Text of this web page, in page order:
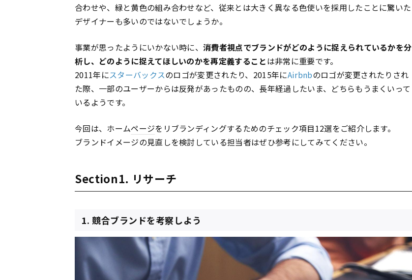
合わせや、緑と黄色の組み合わせなど、従来とは大きく異なる色使いを採用したことに驚いた
デザイナーも多いのではないでしょうか。
事業が思ったようにいかない時に、消費者視点でブランドがどのように捉えられているかを分
析し、どのように捉えてほしいのかを再定義することは非常に重要です。
2011年にスターバックスのロゴが変更されたり、2015年にAirbnbのロゴが変更されたりされ
た際、一部のユーザーからは反発があったものの、長年経過したいま、どちらもうまくいって
いるようです。
今回は、ホームページをリブランディングするためのチェック項目12選をご紹介します。
ブランドイメージの見直しを検討している担当者はぜひ参考にしてみてください。
Section1. リサーチ
1. 競合ブランドを考察しよう